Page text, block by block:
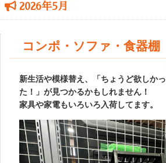
2026年5月
コンポ・ソファ・食器棚
新生活や模様替え、「ちょうど欲しかっ
た！」が見つかるかもしれません！
家具や家電もいろいろ入荷してます。